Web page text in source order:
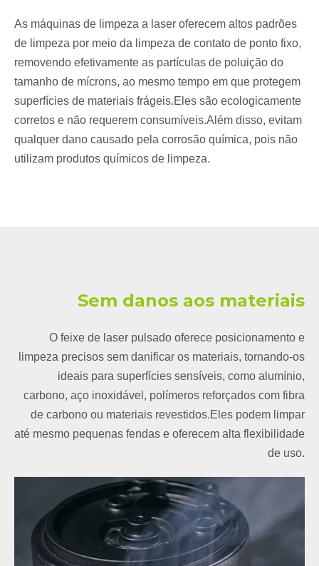
As máquinas de limpeza a laser oferecem altos padrões
de limpeza por meio da limpeza de contato de ponto fixo,
removendo efetivamente as partículas de poluição do
tamanho de mícrons, ao mesmo tempo em que protegem
superfícies de materiais frágeis.Eles são ecologicamente
corretos e não requerem consumíveis.Além disso, evitam
qualquer dano causado pela corrosão química, pois não
utilizam produtos químicos de limpeza.
Sem danos aos materiais
O feixe de laser pulsado oferece posicionamento e
limpeza precisos sem danificar os materiais, tornando-os
ideais para superfícies sensíveis, como alumínio,
carbono, aço inoxidável, polímeros reforçados com fibra
de carbono ou materiais revestidos.Eles podem limpar
até mesmo pequenas fendas e oferecem alta flexibilidade
de uso.